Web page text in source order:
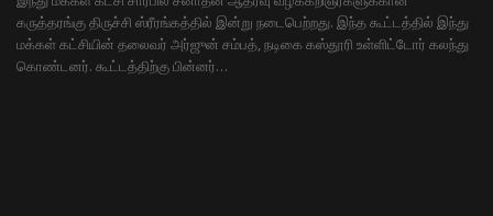
கருத்தரங்கு திருச்சி ஸ்ரீரங்கத்தில் இன்று நடைபெற்றது. இந்த கூட்டத்தில் இந்து
மக்கள் கட்சியின் தலைவர் அர்ஜுன் சம்பத், நடிகை கஸ்தூரி உள்ளிட்டோர் கலந்து
கொண்டனர். கூட்டத்திற்கு பின்னர்…